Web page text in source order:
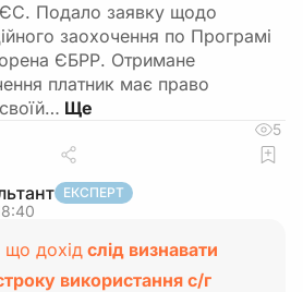
ЄС. Подало заявку щодо
заохочення по Програмі
ЄБРР. Отримане
платник має право
5
ЕКСПЕРТ
дохід слід визнавати
використання с/г